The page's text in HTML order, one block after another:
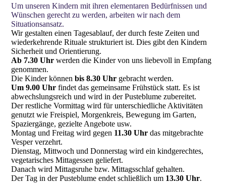
Um unseren Kindern mit ihren elementaren Bedürfnissen und
Wünschen gerecht zu werden, arbeiten wir nach dem
Situationsansatz.
Wir gestalten einen Tagesablauf, der durch feste Zeiten und
wiederkehrende Rituale strukturiert ist. Dies gibt den Kindern
Sicherheit und Orientierung.
Ab 7.30 Uhr werden die Kinder von uns liebevoll in Empfang
genommen.
Die Kinder könnenbis 8.30 Uhr gebracht werden.
Um 9.00 Uhr findet das gemeinsame Frühstück statt. Es ist
abwechslungsreich und wird in der Pusteblume zubereitet.
Der restliche Vormittag wird für unterschiedliche Aktivitäten
genutzt wie Freispiel, Morgenkreis, Bewegung im Garten,
Spaziergänge, gezielte Angebote usw.
Montag und Freitag wird gegen 11.30 Uhr das mitgebrachte
Vesper verzehrt.
Dienstag, Mittwoch und Donnerstag wird ein kindgerechtes,
vegetarisches Mittagessen geliefert.
Danach wird Mittagsruhe bzw. Mittagsschlaf gehalten.
Der Tag in der Pusteblume endet schließlich um 13.30 Uhr.